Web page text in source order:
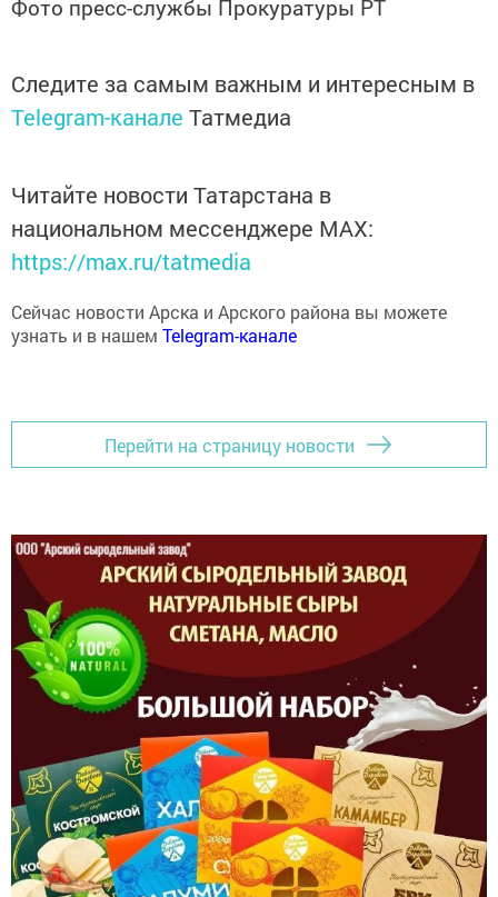
Telegram-каналеТатмедиа
национальном мессенджере MАХ:
https://max.ru/tatmedia
узнать и в нашемTelegram-канале
Перейти на страницу новости